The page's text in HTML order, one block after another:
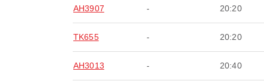
AH3907 - 20:20
TK655 - 20:20
AH3013 - 20:40